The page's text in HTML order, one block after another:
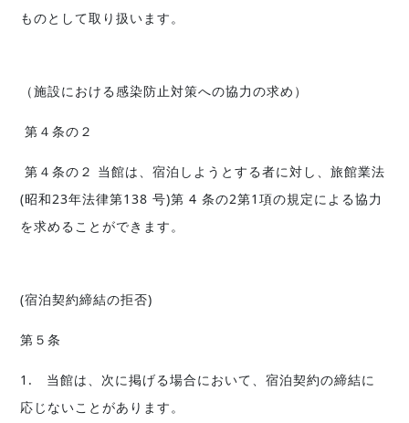
ものとして取り扱います。
（施設における感染防止対策への協力の求め）
第４条の２
第４条の２ 当館は、宿泊しようとする者に対し、旅館業法
(昭和23年法律第138 号)第 4 条の2第1項の規定による協力
を求めることができます。
(宿泊契約締結の拒否)
第５条
1. 当館は、次に掲げる場合において、宿泊契約の締結に
応じないことがあります。